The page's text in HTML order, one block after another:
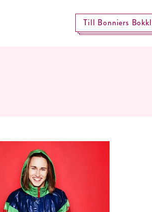
Till Bonniers